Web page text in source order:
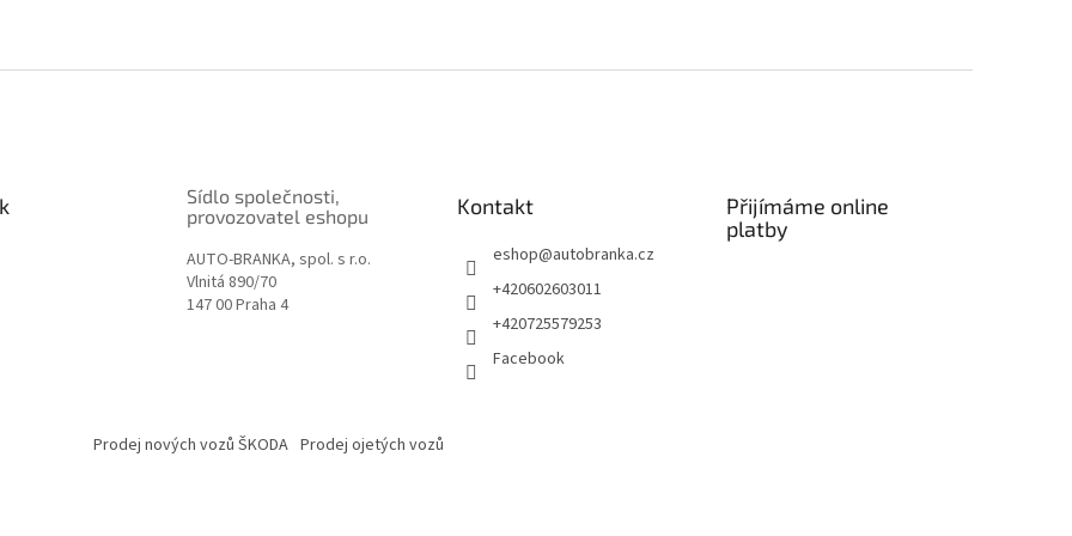
Sídlo společnosti,
provozovatel eshopu
AUTO-BRANKA, spol. s r.o.
Vlnitá 890/70
147 00 Praha 4
Kontakt
eshop@autobranka.cz
+420602603011
+420725579253
Facebook
Přijímáme online
platby
Prodej nových vozů ŠKODA Prodej ojetých vozů